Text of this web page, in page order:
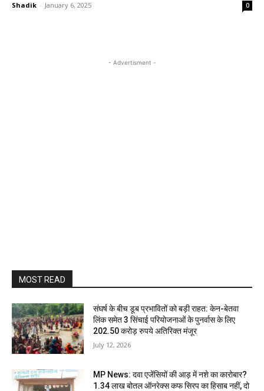
Shadik - January 6, 2025 0
- Advertisment -
MOST READ
संघर्ष के बीच डूब प्रभावितों को बड़ी राहत: केन-बेतवा
लिंक समेत 3 सिंचाई परियोजनाओं के पुनर्वास के लिए
202.50 करोड़ रुपये अतिरिक्त मंजूर
July 12, 2026
MP News: दवा एजेंसियों की आड़ में नशे का कारोबार?
1.34 लाख बोतल ऑनरेक्स कफ सिरप का हिसाब नहीं, दो